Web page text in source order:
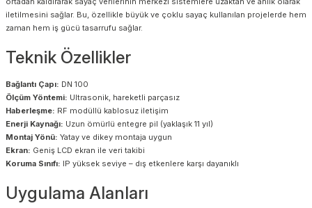
iletilmesini sağlar. Bu, özellikle büyük ve çoklu sayaç kullanılan projelerde hem
zaman hem iş gücü tasarrufu sağlar.
Teknik Özellikler
Bağlantı Çapı: DN 100
Ölçüm Yöntemi: Ultrasonik, hareketli parçasız
Haberleşme: RF modüllü kablosuz iletişim
Enerji Kaynağı: Uzun ömürlü entegre pil (yaklaşık 11 yıl)
Montaj Yönü: Yatay ve dikey montaja uygun
Ekran: Geniş LCD ekran ile veri takibi
Koruma Sınıfı: IP yüksek seviye – dış etkenlere karşı dayanıklı
Uygulama Alanları